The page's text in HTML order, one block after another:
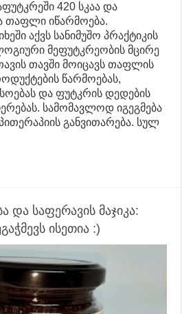
420 სკაა და
თაფლი იწარმოება.
აქვს სანიმუშო პრაქტიკის
მეფუტკრეობის მცირე
თავში მოიცავს თაფლის
წარმოებას,
და ფუტკრის დედების
სამომავლოდ იგეგმება
განვითარება. სულ
და საფერავის მაჯიკა:
ისეთია :)